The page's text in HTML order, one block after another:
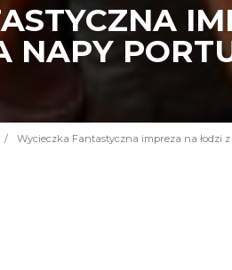
NAPY
/ Wycieczka Fantastyczna impreza na łodzi